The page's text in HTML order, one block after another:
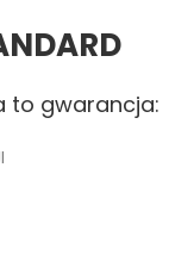
to gwarancja: